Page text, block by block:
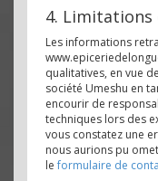
4.
Les informations
qualitatives, en vue
société Umeshu en
encourir de
techniques lors des
vous constatez une
nous aurions pu
leformulaire de